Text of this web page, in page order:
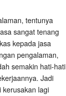
tentunya
sangat tenang
kepada jasa
pengalaman,
semakin hati-hati
Jadi
kerusakan lagi